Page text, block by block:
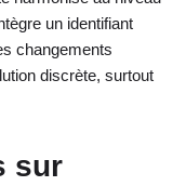
un identifiant
changements
discrète, surtout
sur